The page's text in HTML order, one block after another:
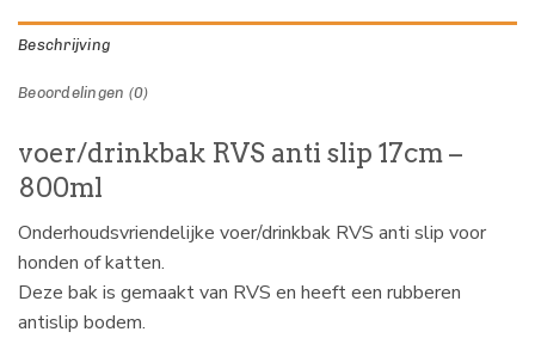
Beschrijving
Beoordelingen (0)
voer/drinkbak RVS anti slip 17cm –
800ml
Onderhoudsvriendelijke voer/drinkbak RVS anti slip voor
honden of katten.
Deze bak is gemaakt van RVS en heeft een rubberen
antislip bodem.